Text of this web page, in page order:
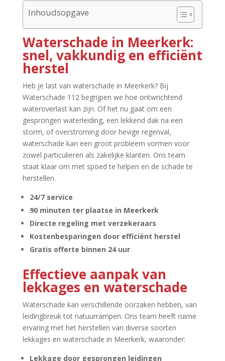
Inhoudsopgave
Waterschade in Meerkerk:
snel, vakkundig en efficiënt
herstel
Heb je last van waterschade in Meerkerk? Bij
Waterschade 112 begrijpen we hoe ontwrichtend
wateroverlast kan zijn.​ Of het nu gaat om een
gesprongen waterleiding, een lekkend dak na een
storm, of overstroming door hevige regenval,
waterschade kan een groot probleem vormen voor
zowel particulieren als zakelijke klanten.​ Ons team
staat klaar om met spoed te helpen en de schade te
herstellen.​
24/7 service
90 minuten ter plaatse in Meerkerk
Directe regeling met verzekeraars
Kostenbesparingen door efficiënt herstel
Gratis offerte binnen 24 uur
Effectieve aanpak van
lekkages en waterschade
Waterschade kan verschillende oorzaken hebben, van
leidingbreuk tot natuurrampen.​ Ons team heeft ruime
ervaring met het herstellen van diverse soorten
lekkages en waterschade in Meerkerk, waaronder:
Lekkage door gesprongen leidingen